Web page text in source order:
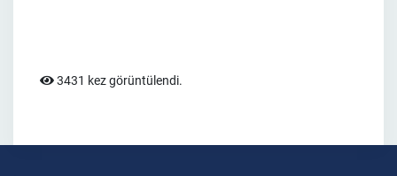
3431 kez görüntülendi.